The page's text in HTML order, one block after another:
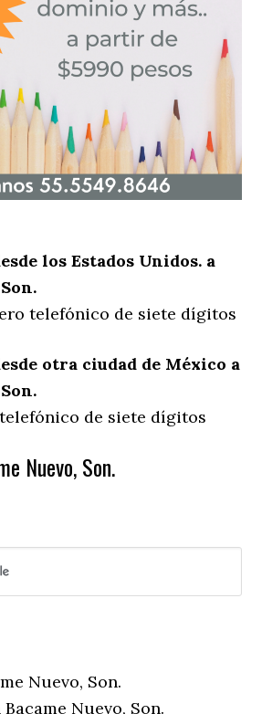
los Estados Unidos. a
telefónico de siete dígitos
otra ciudad de México a
de siete dígitos
Nuevo, Son.
Nuevo, Son.
Nuevo, Son.